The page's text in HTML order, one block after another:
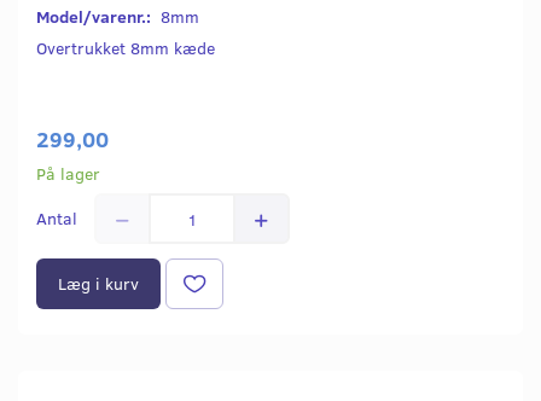
Model/varenr.: 8mm
Overtrukket 8mm kæde
299,00
På lager
Antal
Læg i kurv